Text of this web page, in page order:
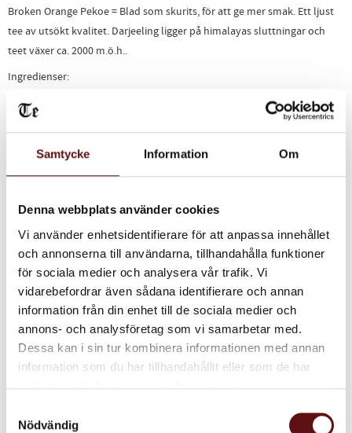
Samtycke Information Om
Denna webbplats använder cookies
Vi använder enhetsidentifierare för att anpassa innehållet
och annonserna till användarna, tillhandahålla funktioner
för sociala medier och analysera vår trafik. Vi
vidarebefordrar även sådana identifierare och annan
information från din enhet till de sociala medier och
annons- och analysföretag som vi samarbetar med.
Dessa kan i sin tur kombinera informationen med annan
information som du har tillhandahållit eller som de har
Nödvändig
Broken Orange Pekoe = Blad som skurits, för att ge mer smak. Ett ljust
tee av utsökt kvalitet. Darjeeling ligger på himalayas sluttningar och
teet växer ca. 2000 m.ö.h..
Ingredienser:
Svart te*
*Ekologisk ingrediens
Relaterade produkter
Darjeeling T.G.F.O.P,